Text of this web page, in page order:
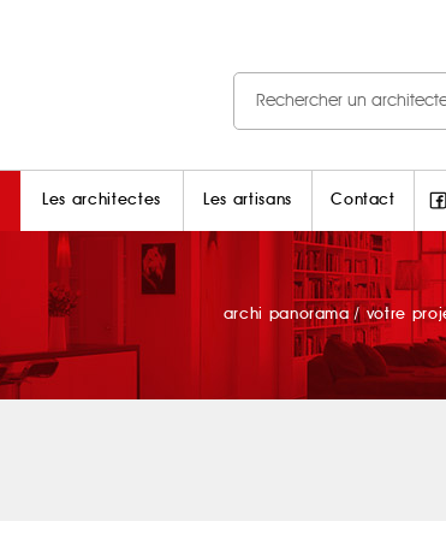
Les architectes Les artisans Contact
archi panorama / votre